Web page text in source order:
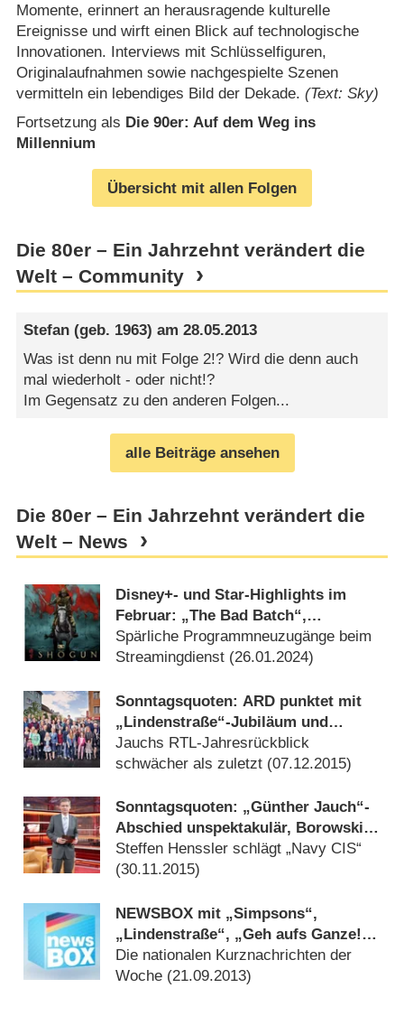
Momente, erinnert an herausragende kulturelle
Ereignisse und wirft einen Blick auf technologische
Innovationen. Interviews mit Schlüsselfiguren,
Originalaufnahmen sowie nachgespielte Szenen
vermitteln ein lebendiges Bild der Dekade. (Text: Sky)
Fortsetzung als Die 90er: Auf dem Weg ins
Millennium
Übersicht mit allen Folgen
Die 80er – Ein Jahrzehnt verändert die
Welt – Community
Stefan (geb. 1963) am28.05.2013
Was ist denn nu mit Folge 2!? Wird die denn auch
mal wiederholt - oder nicht!?
Im Gegensatz zu den anderen Folgen...
alle Beiträge ansehen
Die 80er – Ein Jahrzehnt verändert die
Welt – News
Disney+- und Star-Highlights im
Februar: „The Bad Batch“,
„Shōgun“ und „The Marvels“
Spärliche Programmneuzugänge beim
Streamingdienst (26.01.2024)
Sonntagsquoten: ARD punktet mit
„Lindenstraße“-Jubiläum und
Doppel-„Tatort“
Jauchs RTL-Jahresrückblick
schwächer als zuletzt (07.12.2015)
Sonntagsquoten: „Günther Jauch“-
Abschied unspektakulär, Borowski-
„Tatort“ holt sich Tagessieg
Steffen Henssler schlägt „Navy CIS“
(30.11.2015)
NEWSBOX mit „Simpsons“,
„Lindenstraße“, „Geh aufs Ganze!“
& Co.
Die nationalen Kurznachrichten der
Woche (21.09.2013)